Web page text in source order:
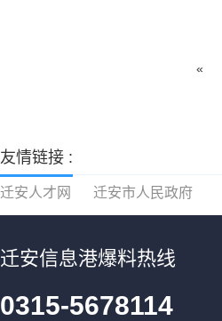
«
友情链接 :
迁安人才网 迁安市人民政府
迁安信息港爆料热线
0315-5678114